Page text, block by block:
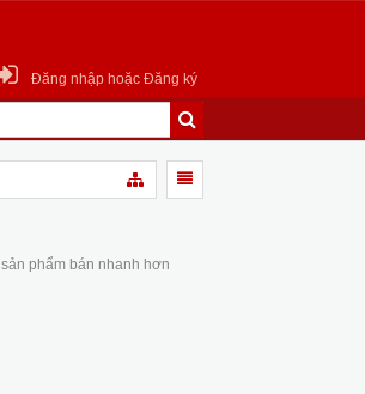
Đăng nhập hoặc Đăng ký
phẩm bán nhanh hơn